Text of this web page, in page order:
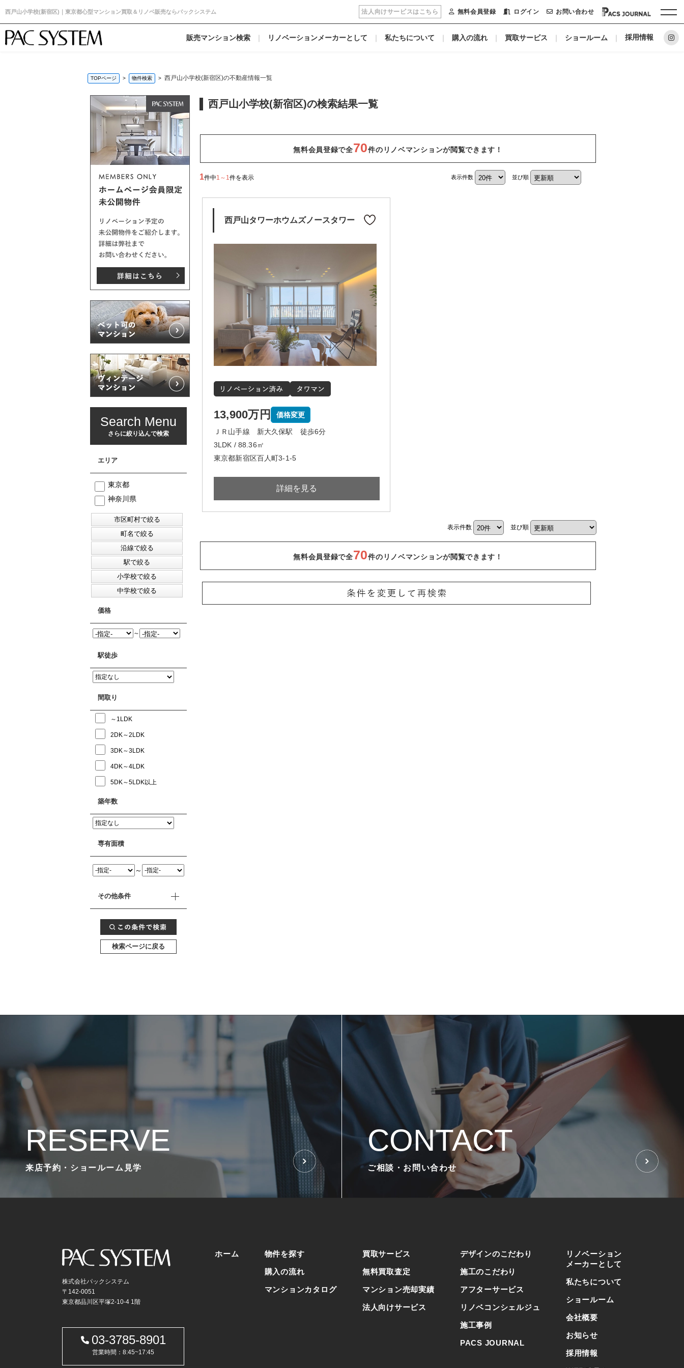
西戸山小学校(新宿区)｜東京都心型マンション買取＆リノベ販売ならパックシステム 法人向けサービスはこちら 無料会員登録 ログイン お問い合わせ
販売マンション検索 リノベーションメーカーとして 私たちについて 購入の流れ 買取サービス ショールーム 採用情報
TOPページ 物件検索 西戸山小学校(新宿区)の不動産情報一覧
Search Menu
さらに絞り込んで検索
エリア
東京都
神奈川県
価格
～
駅徒歩
間取り
～1LDK
2DK～2LDK
3DK～3LDK
4DK～4LDK
5DK～5LDK以上
築年数
専有面積
～
その他条件
検索ページに戻る
西戸山小学校(新宿区)の検索結果一覧
無料会員登録で全70件のリノベマンションが閲覧できます！
1件中1～1件を表示 表示件数 並び順
西戸山タワーホウムズノースタワー
13,900万円 価格変更
ＪＲ山手線 新大久保駅 徒歩6分
3LDK / 88.36㎡
東京都新宿区百人町3-1-5
詳細を見る
表示件数 並び順
無料会員登録で全70件のリノベマンションが閲覧できます！
RESERVE
来店予約・ショールーム見学
CONTACT
ご相談・お問い合わせ
株式会社パックシステム
〒142-0051
東京都品川区平塚2-10-4 1階
03-3785-8901
営業時間：8:45~17:45
ホーム 物件を探す
購入の流れ
マンションカタログ
買取サービス
無料買取査定
マンション売却実績
法人向けサービス
デザインのこだわり
施工のこだわり
アフターサービス
リノベコンシェルジュ
施工事例
PACS JOURNAL
リノベーション
メーカーとして
私たちについて
ショールーム
会社概要
お知らせ
採用情報